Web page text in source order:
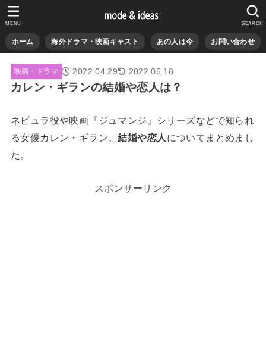
ホーム 海外ドラマ・映画キャスト あの人は今 お問い合わせ
SEARCH
MENU
映画・ドラマ 2022.04.29 2022.05.18
カレン・ギランの結婚や恋人は？
ネビュラ役や映画『ジュマンジ』シリーズなどで知られ
る女優カレン・ギラン。結婚や恋人 についてまとめまし
た。
スポンサーリンク